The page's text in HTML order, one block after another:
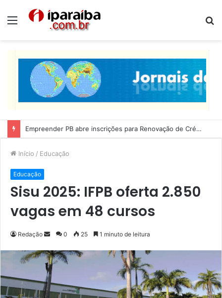
Menu
Empreender PB abre inscrições para Renovação de Crédito
Início / Educação
Educação
Sisu 2025: IFPB oferta 2.850
vagas em 48 cursos
Redação
n
d
e
u
0 25 1 minuto de leitura